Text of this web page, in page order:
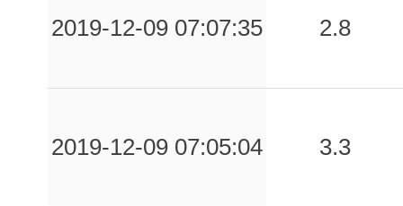
2019-12-09 07:07:35 2.8
2019-12-09 07:05:04 3.3